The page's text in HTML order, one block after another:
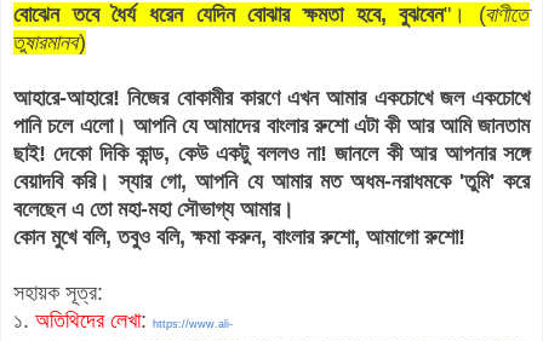
বোঝেন তবে ধৈর্য ধরেন যেদিন বোঝার ক্ষমতা হবে, বুঝবেন"। (বাণীতে
তুষারমানব)
আহারে-আহারে! নিজের বোকামীর কারণে এখন আমার একচোখে জল একচোখে
পানি চলে এলো। আপনি যে আমাদের বাংলার রুশো এটা কী আর আমি জানতাম
ছাই! দেকো দিকি কান্ড, কেউ একটু বললও না! জানলে কী আর আপনার সঙ্গে
বেয়াদবি করি। স্যার গো, আপনি যে আমার মত অধম-নরাধমকে 'তুমি' করে
বলেছেন এ তো মহা-মহা সৌভাগ্য আমার।
কোন মুখে বলি, তবুও বলি, ক্ষমা করুন, বাংলার রুশো, আমাগো রুশো!
সহায়ক সূত্র:
১. অতিথিদের লেখা: https://www.ali-